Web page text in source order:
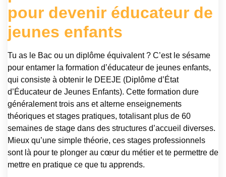
pour devenir éducateur de
jeunes enfants
Tu as le Bac ou un diplôme équivalent ? C’est le sésame
pour entamer la formation d’éducateur de jeunes enfants,
qui consiste à obtenir le DEEJE (Diplôme d’État
d’Éducateur de Jeunes Enfants). Cette formation dure
généralement trois ans et alterne enseignements
théoriques et stages pratiques, totalisant plus de 60
semaines de stage dans des structures d’accueil diverses.
Mieux qu’une simple théorie, ces stages professionnels
sont là pour te plonger au cœur du métier et te permettre de
mettre en pratique ce que tu apprends.